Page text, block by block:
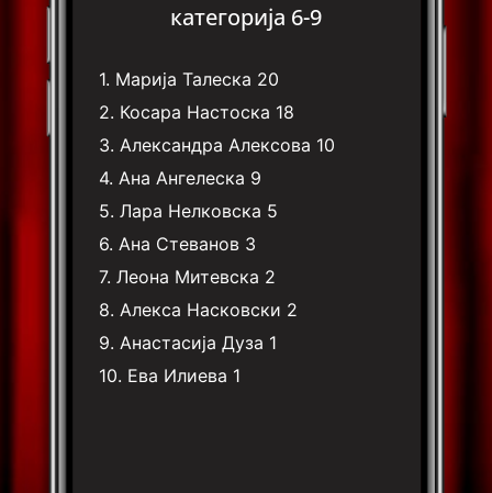
категорија 6-9
1. Марија Талеска 20
2. Косара Настоска 18
3. Александра Алексова 10
4. Ана Ангелеска 9
5.Лара Нелковска 5
6. Ана Стеванов 3
7.Леона Митевска 2
8. Алекса Насковски 2
9. Анастасија Дуза 1
10. Ева Илиева 1